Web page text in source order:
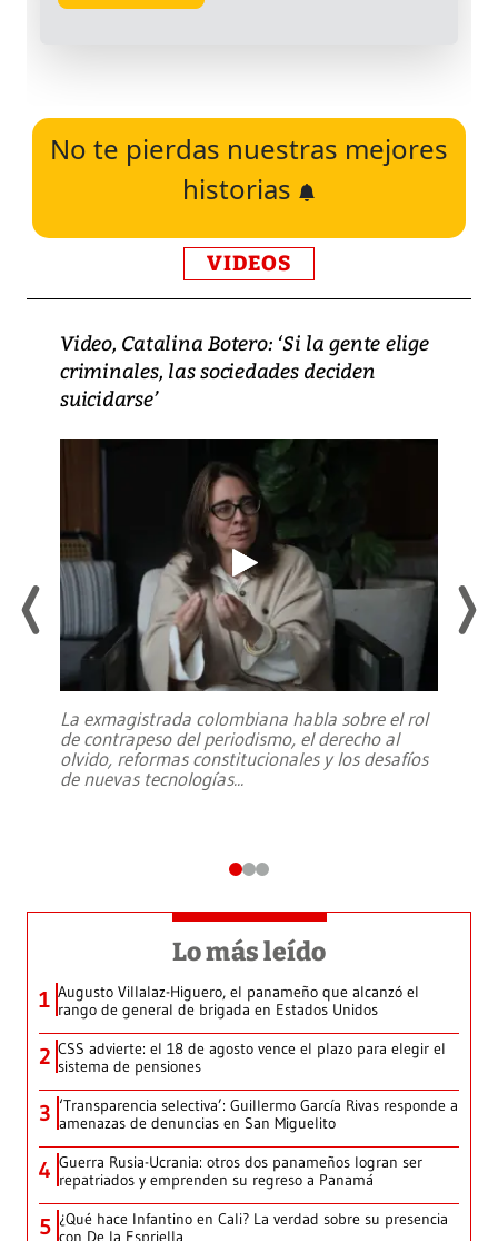
No te pierdas nuestras mejores
historias
VIDEOS
Video, Catalina Botero: ‘Si la gente elige
criminales, las sociedades deciden
suicidarse’
La exmagistrada colombiana habla sobre el rol
de contrapeso del periodismo, el derecho al
olvido, reformas constitucionales y los desafíos
de nuevas tecnologías...
Lo más leído
1 Augusto Villalaz-Higuero, el panameño que alcanzó el
rango de general de brigada en Estados Unidos
2 CSS advierte: el 18 de agosto vence el plazo para elegir el
sistema de pensiones
3 ‘Transparencia selectiva’: Guillermo García Rivas responde a
amenazas de denuncias en San Miguelito
4 Guerra Rusia-Ucrania: otros dos panameños logran ser
repatriados y emprenden su regreso a Panamá
5 ¿Qué hace Infantino en Cali? La verdad sobre su presencia